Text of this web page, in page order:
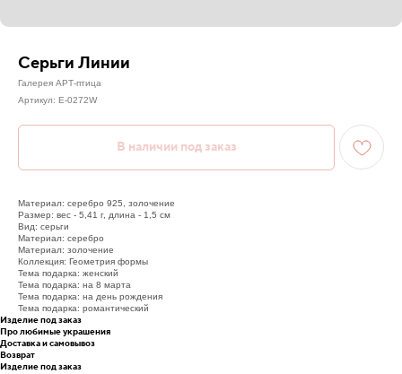
Серьги Линии
Галерея АРТ-птица
Артикул: Е-0272W
Материал: серебро 925, золочение
Размер: вес - 5,41 г, длина - 1,5 см
Вид: серьги
Материал: серебро
Материал: золочение
Коллекция: Геометрия формы
Тема подарка: женский
Тема подарка: на 8 марта
Тема подарка: на день рождения
Тема подарка: романтический
Изделие под заказ
Про любимые украшения
Доставка и самовывоз
Возврат
Изделие под заказ